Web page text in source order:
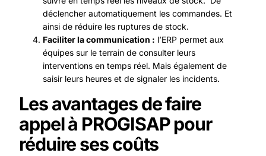
déclencher automatiquement les commandes. Et
ainsi de réduire les ruptures de stock.
Faciliter la communication : l’ERP permet aux
équipes sur le terrain de consulter leurs
interventions en temps réel. Mais également de
saisir leurs heures et de signaler les incidents.
Les avantages de faire
appel à PROGISAP pour
réduire ses coûts